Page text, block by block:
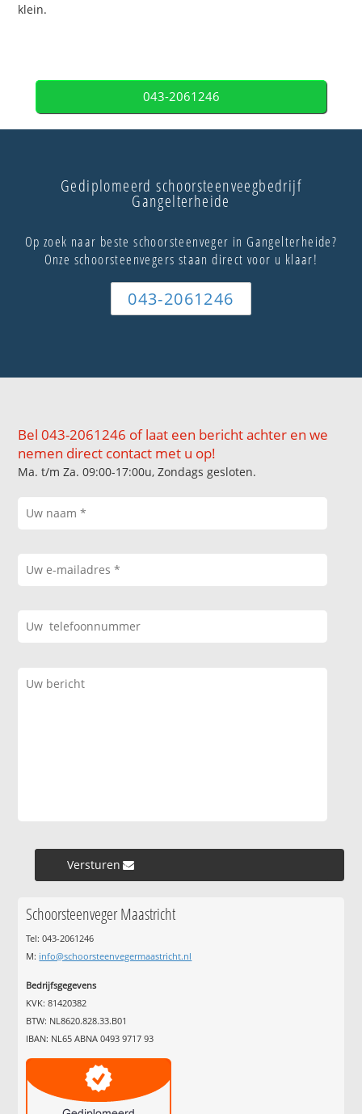
klein.
043-2061246
Gediplomeerd schoorsteenveegbedrijf
Gangelterheide
Op zoek naar beste schoorsteenveger in Gangelterheide?
Onze schoorsteenvegers staan direct voor u klaar!
043-2061246
Bel 043-2061246 of laat een bericht achter en we
nemen direct contact met u op!
Ma. t/m Za. 09:00-17:00u, Zondags gesloten.
Versturen »
Schoorsteenveger Maastricht
Tel: 043-2061246
M: info@schoorsteenvegermaastricht.nl
Bedrijfsgegevens
KVK: 81420382
BTW: NL8620.828.33.B01
IBAN: NL65 ABNA 0493 9717 93